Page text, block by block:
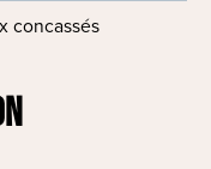
concassés